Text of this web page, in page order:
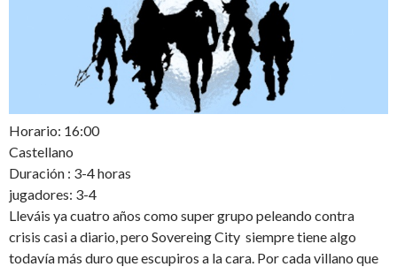
Horario: 16:00
Castellano
Duración : 3-4 horas
jugadores: 3-4
Lleváis ya cuatro años como super grupo peleando contra
crisis casi a diario, pero Sovereing City siempre tiene algo
todavía más duro que escupiros a la cara. Por cada villano que